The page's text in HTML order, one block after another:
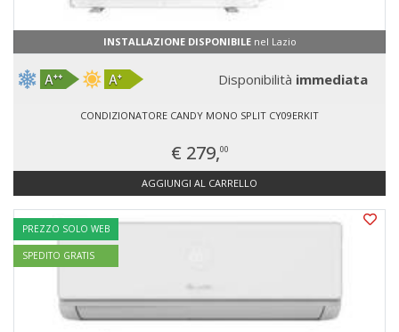
INSTALLAZIONE DISPONIBILEnel Lazio
Disponibilità immediata
CONDIZIONATORE CANDY MONO SPLIT CY09ERKIT
€ 279,00
AGGIUNGI AL CARRELLO
PREZZO SOLO WEB
SPEDITO GRATIS